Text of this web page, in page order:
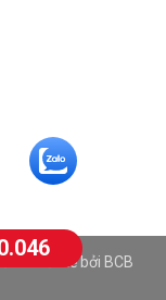
Thiết kế bởi BCB